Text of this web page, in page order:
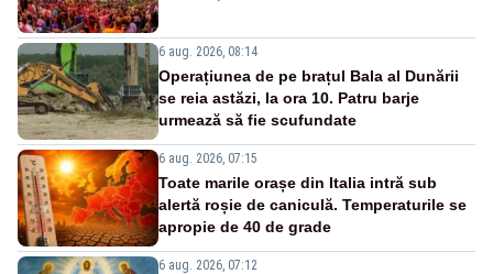
6 aug. 2026, 08:14
Operațiunea de pe brațul Bala al Dunării
se reia astăzi, la ora 10. Patru barje
urmează să fie scufundate
6 aug. 2026, 07:15
Toate marile orașe din Italia intră sub
alertă roșie de caniculă. Temperaturile se
apropie de 40 de grade
6 aug. 2026, 07:12